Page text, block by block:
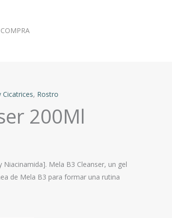
Cicatrices, Rostro
200Ml
Mela B3 Cleanser, un gel
de Mela B3 para formar una rutina